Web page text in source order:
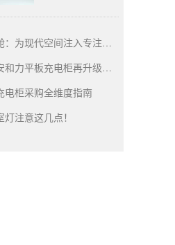
现代空间注入专注力的模块化解决方案
板充电柜再升级从“通用产品”到“深度定制”
电柜采购全维度指南
灯注意这几点！